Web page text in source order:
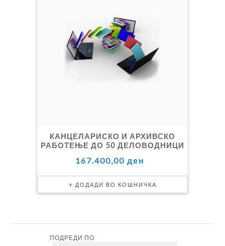
КАНЦЕЛАРИСКО И АРХИВСКО
РАБОТЕЊЕ ДО 50 ДЕЛОВОДНИЦИ
167.400,00 ден
ПОДРЕДИ ПО